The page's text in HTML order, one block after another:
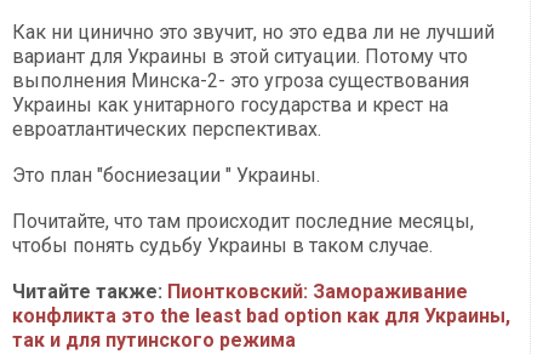
Как ни цинично это звучит, но это едва ли не лучший
вариант для Украины в этой ситуации. Потому что
выполнения Минска-2- это угроза существования
Украины как унитарного государства и крест на
евроатлантических перспективах.
Это план "босниезации " Украины.
Почитайте, что там происходит последние месяцы,
чтобы понять судьбу Украины в таком случае.
Читайте также: Пионтковский: Замораживание
конфликта это the least bad option как для Украины,
так и для путинского режима